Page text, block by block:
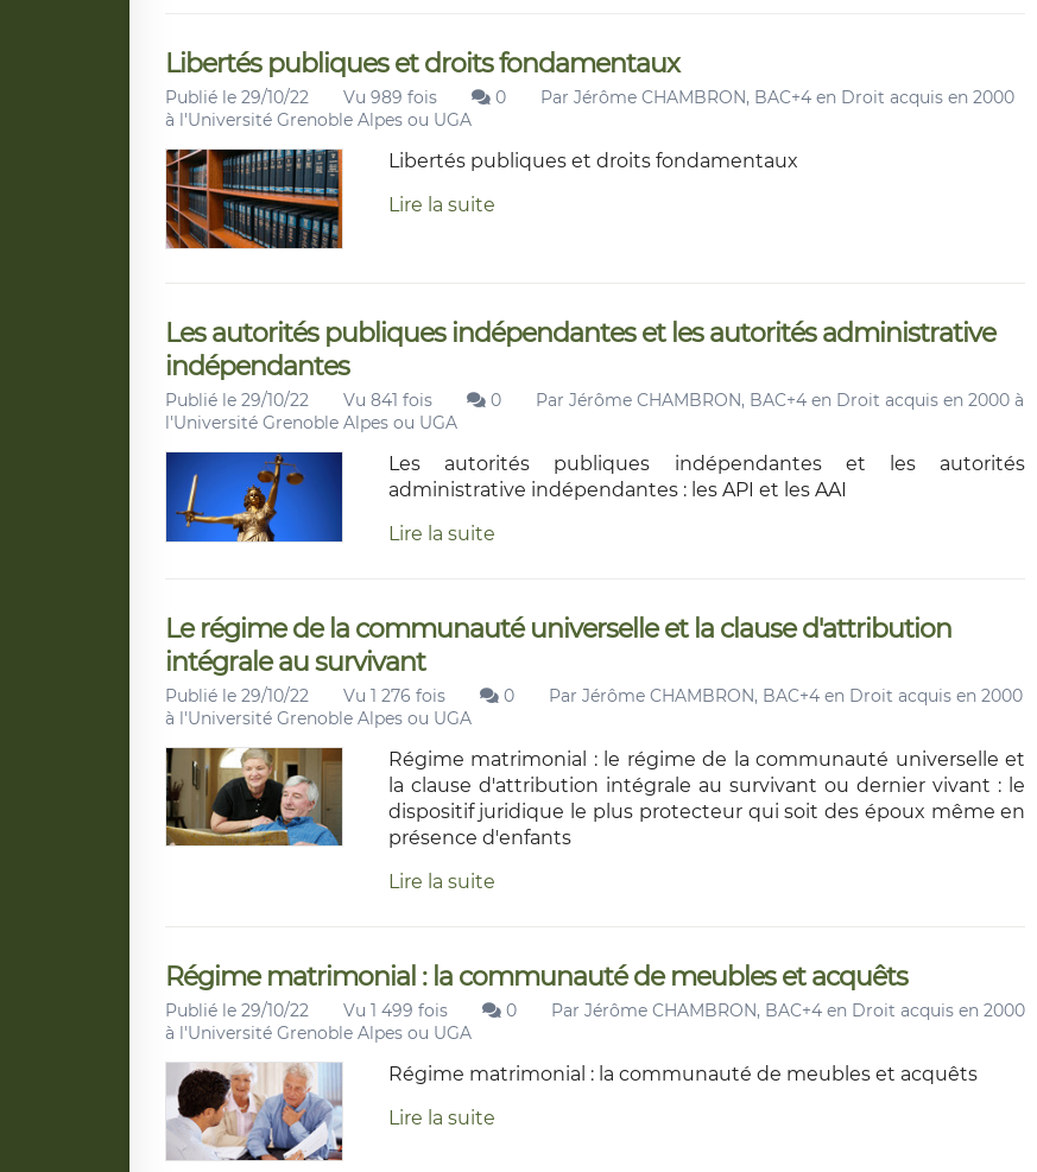
Libertés publiques et droits fondamentaux
Publié le 29/10/22 Vu 989 fois 0 Par Jérôme CHAMBRON, BAC+4 en Droit acquis en 2000
à l'Université Grenoble Alpes ou UGA
Libertés publiques et droits fondamentaux
Lire la suite
Les autorités publiques indépendantes et les autorités administrative
indépendantes
Publié le 29/10/22 Vu 841 fois 0 Par Jérôme CHAMBRON, BAC+4 en Droit acquis en 2000 à
l'Université Grenoble Alpes ou UGA
Les autorités publiques indépendantes et les autorités
administrative indépendantes : les API et les AAI
Lire la suite
Le régime de la communauté universelle et la clause d'attribution
intégrale au survivant
Publié le 29/10/22 Vu 1 276 fois 0 Par Jérôme CHAMBRON, BAC+4 en Droit acquis en 2000
à l'Université Grenoble Alpes ou UGA
Régime matrimonial : le régime de la communauté universelle et
la clause d'attribution intégrale au survivant ou dernier vivant : le
dispositif juridique le plus protecteur qui soit des époux même en
présence d'enfants
Lire la suite
Régime matrimonial : la communauté de meubles et acquêts
Publié le 29/10/22 Vu 1 499 fois 0 Par Jérôme CHAMBRON, BAC+4 en Droit acquis en 2000
à l'Université Grenoble Alpes ou UGA
Régime matrimonial : la communauté de meubles et acquêts
Lire la suite